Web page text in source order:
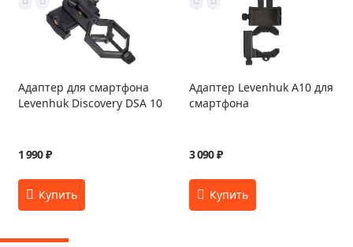
Адаптер для смартфона
Levenhuk Discovery DSA 10
1 990 ₽
Адаптер Levenhuk A10 для
смартфона
3 090 ₽